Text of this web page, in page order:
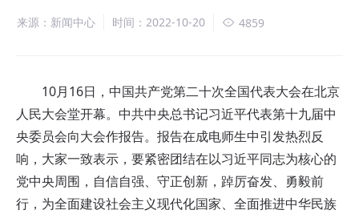
来源：新闻中心 时间：2022-10-20 4859
10月16日，中国共产党第二十次全国代表大会在北京
人民大会堂开幕。中共中央总书记习近平代表第十九届中
央委员会向大会作报告。报告在成电师生中引发热烈反
响，大家一致表示，要紧密团结在以习近平同志为核心的
党中央周围，自信自强、守正创新，踔厉奋发、勇毅前
行，为全面建设社会主义现代化国家、全面推进中华民族